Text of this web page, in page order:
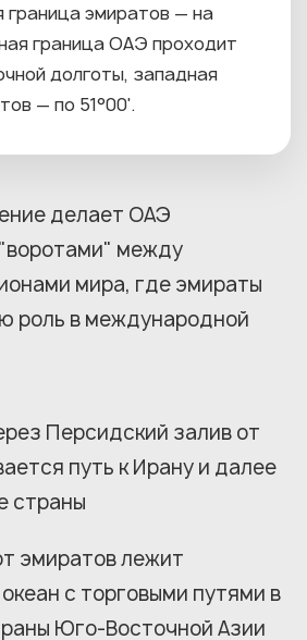
эмиратов — на
граница ОАЭ проходит
долготы, западная
— по 51°00'.
делает ОАЭ
между
мира, где эмираты
роль в международной
Персидский залив от
путь к Ирану и далее
страны
эмиратов лежит
с торговыми путями в
Юго-Восточной Азии